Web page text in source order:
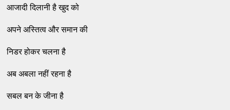
आजादी दिलानी है खुद को
अपने अस्तित्व और समान की
निडर होकर चलना है
अब अबला नहीं रहना है
सबल बन के जीना है